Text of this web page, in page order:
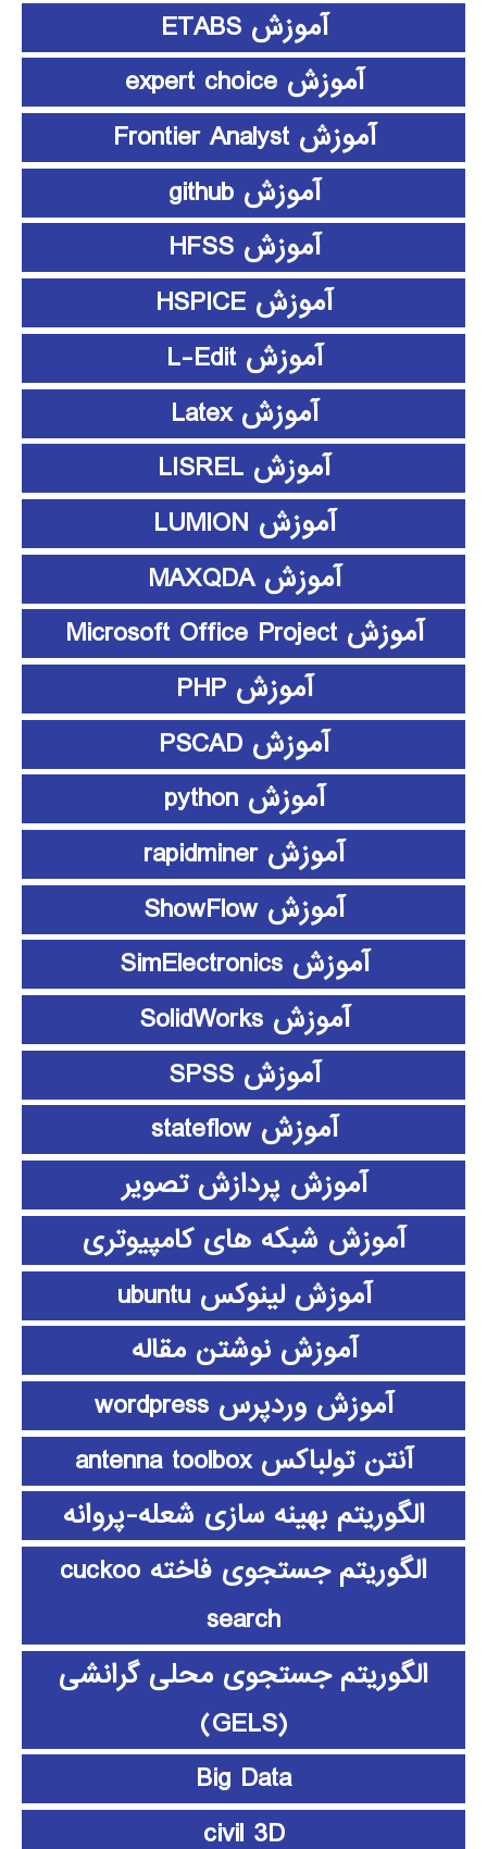
آموزش ETABS
آموزش expert choice
آموزش Frontier Analyst
آموزش github
آموزش HFSS
آموزش HSPICE
آموزش L-Edit
آموزش Latex
آموزش LISREL
آموزش LUMION
آموزش MAXQDA
آموزش Microsoft Office Project
آموزش PHP
آموزش PSCAD
آموزش python
آموزش rapidminer
آموزش ShowFlow
آموزش SimElectronics
آموزش SolidWorks
آموزش SPSS
آموزش stateflow
آموزش پردازش تصویر
آموزش شبکه های کامپیوتری
آموزش لینوکس ubuntu
آموزش نوشتن مقاله
آموزش وردپرس wordpress
آنتن تولباکس antenna toolbox
الگوریتم بهینه سازی شعله-پروانه
الگوریتم جستجوی فاخته cuckoo
search
الگوریتم جستجوی محلی گرانشی
(GELS)
Big Data
civil 3D